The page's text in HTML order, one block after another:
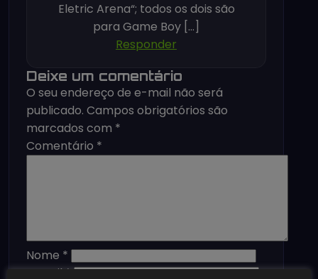
Eletric Arena“; todos os dois são
para Game Boy […]
Responder
Deixe um comentário
O seu endereço de e-mail não será
publicado. Campos obrigatórios são
marcados com *
Comentário *
Nome *
E-mail *